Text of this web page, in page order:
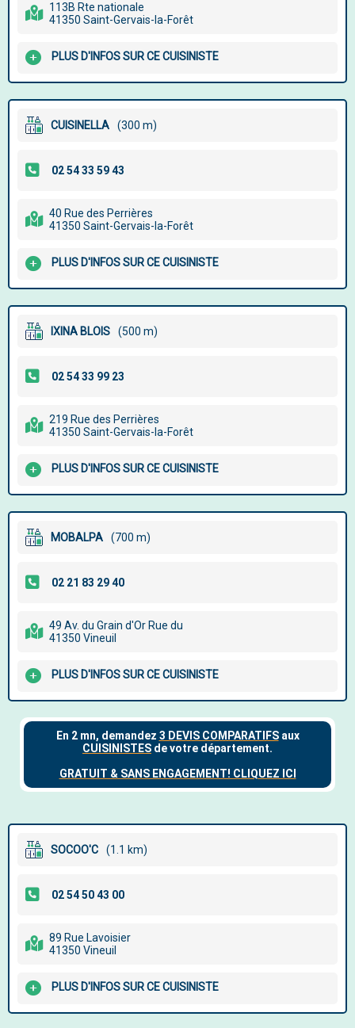
113B Rte nationale
41350 Saint-Gervais-la-Forêt
PLUS D'INFOS SUR CE CUISINISTE
CUISINELLA (300 m)
40 Rue des Perrières
41350 Saint-Gervais-la-Forêt
PLUS D'INFOS SUR CE CUISINISTE
IXINA BLOIS (500 m)
219 Rue des Perrières
41350 Saint-Gervais-la-Forêt
PLUS D'INFOS SUR CE CUISINISTE
MOBALPA (700 m)
49 Av. du Grain d'Or Rue du
41350 Vineuil
PLUS D'INFOS SUR CE CUISINISTE
SOCOO'C (1.1 km)
89 Rue Lavoisier
41350 Vineuil
PLUS D'INFOS SUR CE CUISINISTE